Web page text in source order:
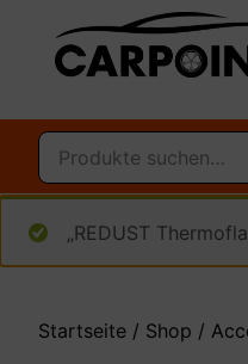
„REDUST
Startseite / Shop /